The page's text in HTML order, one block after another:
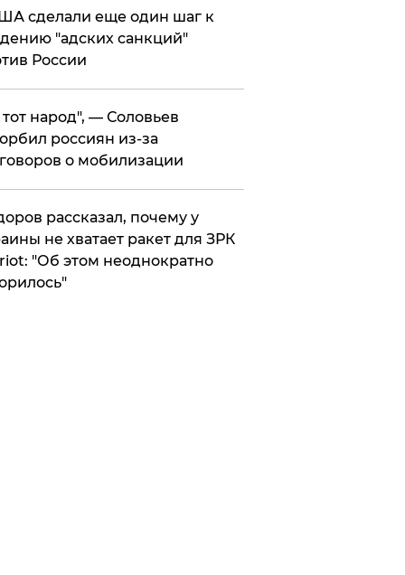
сделали еще один шаг к
"адских санкций"
России
народ", — Соловьев
россиян из-за
о мобилизации
рассказал, почему у
не хватает ракет для ЗРК
"Об этом неоднократно